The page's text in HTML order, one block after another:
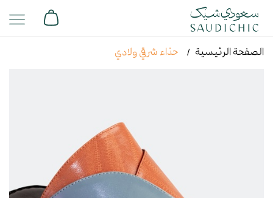
الصفحة الرئيسية حذاء شرقي ولادي